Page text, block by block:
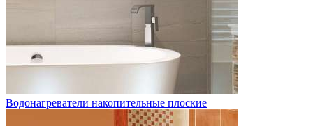
Водонагреватели накопительные плоские